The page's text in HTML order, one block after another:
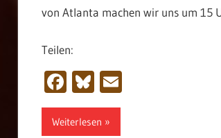
von Atlanta machen wir uns um 15
Teilen:
Facebook
Bluesky
Email
Weiterlesen